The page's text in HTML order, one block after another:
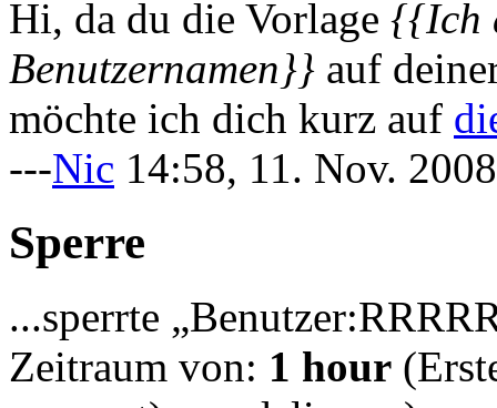
Hi, da du die Vorlage {{Ich
Benutzernamen}} auf
möchte ich dich kurz auf
---Nic 14:58, 11. Nov.
Sperre
...sperrte
Zeitraum von: 1 hour